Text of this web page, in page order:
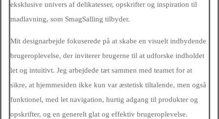
eksklusive univers af delikatesser, opskrifter og inspiration til
madlavning, som SmagSalling tilbyder.
Mit designarbejde fokuserede på at skabe en visuelt indbydende
brugeroplevelse, der inviterer brugerne til at udforske indholdet
let og intuitivt. Jeg arbejdede tæt sammen med teamet for at
sikre, at hjemmesiden ikke kun var æstetisk tiltalende, men også
funktionel, med let navigation, hurtig adgang til produkter og
opskrifter, og en generelt glat og effektiv brugeroplevelse.